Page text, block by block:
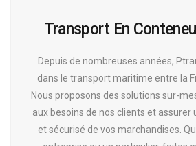
Transport En
Depuis de nombreuses années,
dans le transport maritime entre la
Nous proposons des solutions sur-
aux besoins de nos clients et assurer
et sécurisé de vos marchandises.